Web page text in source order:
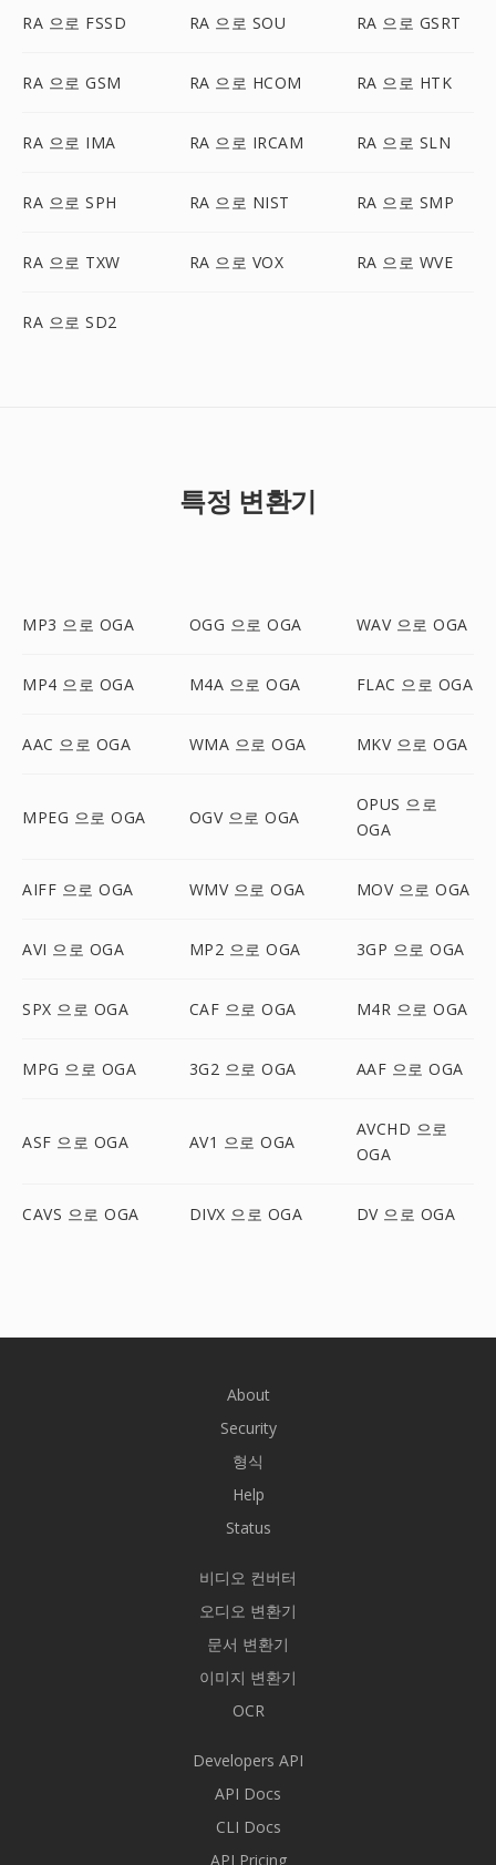
RA 으로 FSSD RA 으로 SOU RA 으로 GSRT
RA 으로 GSM RA 으로 HCOM RA 으로 HTK
RA 으로 IMA RA 으로 IRCAM RA 으로 SLN
RA 으로 SPH RA 으로 NIST RA 으로 SMP
RA 으로 TXW RA 으로 VOX RA 으로 WVE
RA 으로 SD2
특정 변환기
MP3 으로 OGA OGG 으로 OGA WAV 으로 OGA
MP4 으로 OGA M4A 으로 OGA FLAC 으로 OGA
AAC 으로 OGA WMA 으로 OGA MKV 으로 OGA
MPEG 으로 OGA OGV 으로 OGA
OPUS 으로
OGA
AIFF 으로 OGA WMV 으로 OGA MOV 으로 OGA
AVI 으로 OGA MP2 으로 OGA 3GP 으로 OGA
SPX 으로 OGA CAF 으로 OGA M4R 으로 OGA
MPG 으로 OGA 3G2 으로 OGA AAF 으로 OGA
ASF 으로 OGA AV1 으로 OGA
AVCHD 으로
OGA
CAVS 으로 OGA DIVX 으로 OGA DV 으로 OGA
About
Security
형식
Help
Status
비디오 컨버터
오디오 변환기
문서 변환기
이미지 변환기
OCR
Developers API
API Docs
CLI Docs
API Pricing